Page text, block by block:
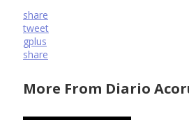
share
tweet
gplus
share
More From Diario